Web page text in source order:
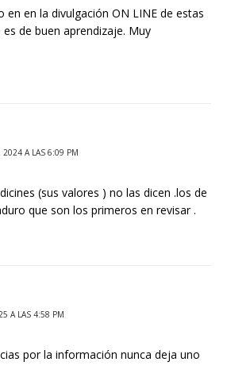
en en la divulgación ON LINE de estas
de buen aprendizaje. Muy
2024 A LAS 6:09 PM
(sus valores ) no las dicen .los de
que son los primeros en revisar .
A LAS 4:58 PM
por la información nunca deja uno